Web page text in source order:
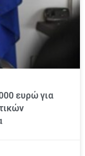
ευρώ για